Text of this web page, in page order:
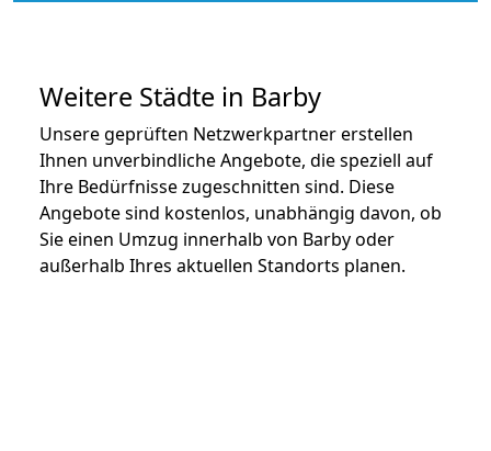
Weitere Städte in Barby
Unsere geprüften Netzwerkpartner erstellen
Ihnen unverbindliche Angebote, die speziell auf
Ihre Bedürfnisse zugeschnitten sind. Diese
Angebote sind kostenlos, unabhängig davon, ob
Sie einen Umzug innerhalb von Barby oder
außerhalb Ihres aktuellen Standorts planen.